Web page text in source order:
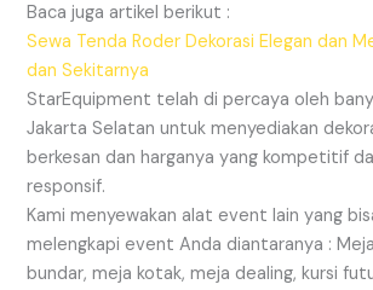
Baca juga artikel berikut :
Sewa Tenda Roder Dekorasi Elegan dan
dan Sekitarnya
StarEquipment telah di percaya oleh
Jakarta Selatan untuk menyediakan
berkesan dan harganya yang kompetitif
responsif.
Kami menyewakan alat event lain yang
melengkapi event Anda diantaranya :
bundar, meja kotak, meja dealing, kursi